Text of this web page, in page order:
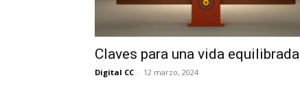
Claves para una vida equilibrada
Digital CC - 12 marzo, 2024